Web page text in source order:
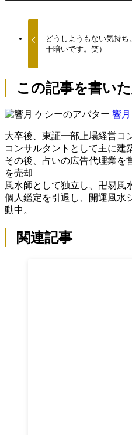
どうしようもない気持ち
干暗いです。笑）
この記事を書い
響
大卒後、東証一部上場経営コ
コンサルタントとして主に建
その後、占いの広告代理業を
を売却
風水師として独立し、卍易風
個人鑑定を引退し、開運風水
動中。
関連記事